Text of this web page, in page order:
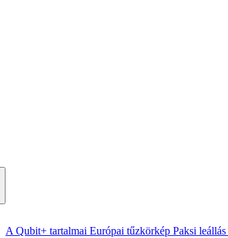
A Qubit+ tartalmai Európai tűzkörkép Paksi leállás